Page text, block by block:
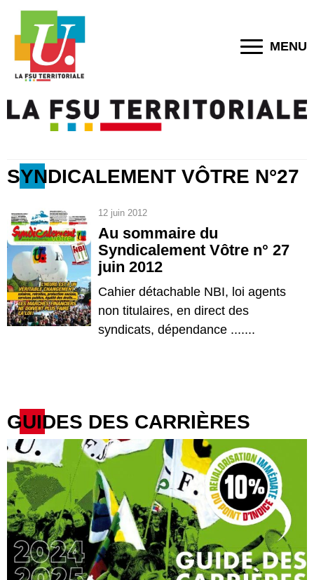
MENU
SYNDICALEMENT VÔTRE N°27
12 juin 2012
Au sommaire du
Syndicalement Vôtre n° 27
juin 2012
Cahier détachable NBI, loi agents
non titulaires, en direct des
syndicats, dépendance .......
GUIDES DES CARRIÈRES